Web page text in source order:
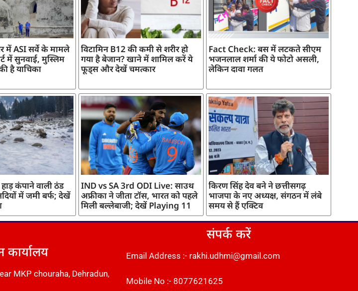
में ASI सर्वे के मामले
में सुनवाई, मुस्लिम
है याचिका
विटामिन B12 की कमी से शरीर हो
गया है बेजान? खाने में शामिल करें ये
फूड्स और देखें चमत्कार
Fact Check: बस में लटकते सीएम
भजनलाल शर्मा की ये फोटो असली,
लेकिन दावा गलत
कंपाने वाली ठंड
में जमी बर्फ; देखें
IND vs SA 3rd ODI Live: साउथ
अफ्रीका ने जीता टॉस, भारत को पहले
मिली बल्लेबाजी; देखें Playing 11
किरण सिंह देव बने ने छत्तीसगढ़
भाजपा के नए अध्यक्ष, संगठन में लंबे
समय से हैं एक्टिव
कार्यालय
MKP chouraha, Dehradun,
संपर्क करें
Email Address :- rakhi.udhmi@gmail.com
Mobile No :- 8077621625